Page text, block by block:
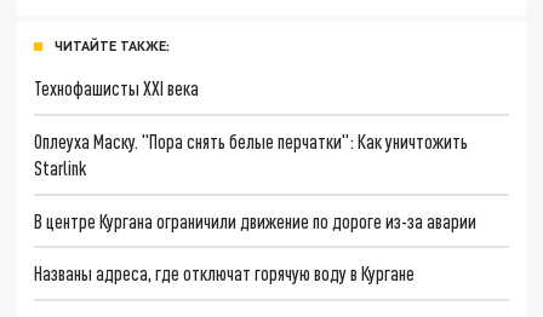
ЧИТАЙТЕ ТАКЖЕ:
Технофашисты XXI века
Оплеуха Маску. "Пора снять белые перчатки": Как уничтожить
Starlink
В центре Кургана ограничили движение по дороге из-за аварии
Названы адреса, где отключат горячую воду в Кургане